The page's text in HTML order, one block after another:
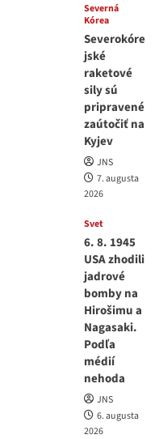
Severná
Kórea
Severokóre
jské
raketové
sily sú
pripravené
zaútočiť na
Kyjev
JNS
7. augusta
2026
Svet
6. 8. 1945
USA zhodili
jadrové
bomby na
Hirošimu a
Nagasaki.
Podľa
médií
nehoda
JNS
6. augusta
2026